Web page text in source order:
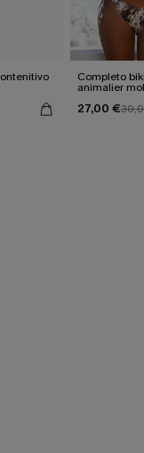
Completo
animalier
27,00 €